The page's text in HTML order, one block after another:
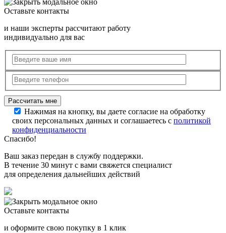
Оставьте контакты
и наши эксперты рассчитают работу
индивидуально для вас
Нажимая на кнопку, вы даете согласие на обработку
своих персональных данных и соглашаетесь с политикой
конфиденциальности
Спасибо!
Ваш заказ передан в службу поддержки.
В течение 30 минут с вами свяжется специалист
для определения дальнейших действий
Оставьте контакты
и оформите свою покупку в 1 клик